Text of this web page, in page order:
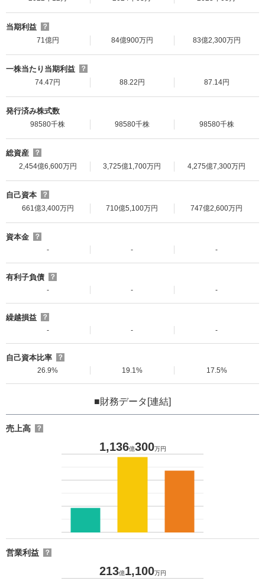
当期利益
？
71億円
84億900万円 83億2,300万円
一株当たり当期利益
？
74.47円
88.22円 87.14円
発行済み株式数
98580千株 98580千株 98580千株
総資産
？
2,454億6,600万円
3,725億1,700万円 4,275億7,300万円
自己資本
？
661億3,400万円
710億5,100万円 747億2,600万円
資本金
？
-
- -
有利子負債
？
-
- -
繰越損益
？
-
- -
自己資本比率
？
26.9%
19.1% 17.5%
■財務データ[連結]
売上高 ？
1,136億300万円
営業利益 ？
213億1,100万円